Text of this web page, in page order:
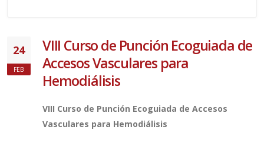
24
FEB
VIII Curso de Punción Ecoguiada de
Accesos Vasculares para
Hemodiálisis
VIII Curso de Punción Ecoguiada de Accesos
Vasculares para Hemodiálisis